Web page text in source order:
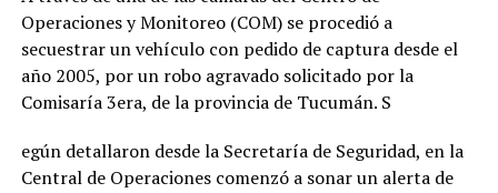
Operaciones y Monitoreo (COM) se procedió a
secuestrar un vehículo con pedido de captura desde el
año 2005, por un robo agravado solicitado por la
Comisaría 3era, de la provincia de Tucumán. S
egún detallaron desde la Secretaría de Seguridad, en la
Central de Operaciones comenzó a sonar un alerta de